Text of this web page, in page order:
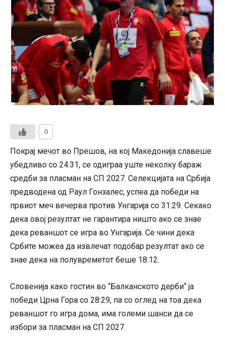
0
Покрај мечот во Прешов, на кој Македонија славеше
убедливо со 24:31, се одиграа уште неколку бараж
средби за пласман на СП 2027. Селекцијата на Србија
предводена од Раул Гонзалес, успеа да победи на
првиот меч вечерва против Унгарија со 31:29. Секако
дека овој резултат не гарантира ништо ако се знае
дека реваншот се игра во Унгарија. Се чини дека
Србите можеа да извлечат подобар резултат ако се
знае дека на полувреметот беше 18:12.
Словенија како гостин во “Балканското дерби“ ја
победи Црна Гора со 28:29, па со оглед на тоа дека
реваншот го игра дома, има големи шанси да се
избори за пласман на СП 2027.